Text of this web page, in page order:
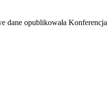
dane opublikowała Konferencja